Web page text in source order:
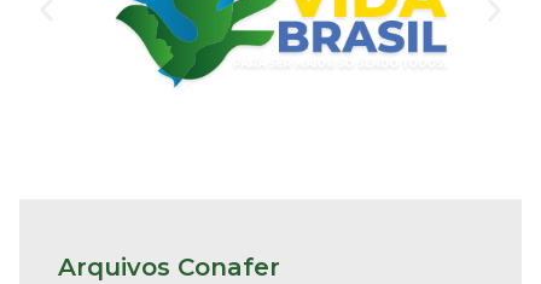
Arquivos Conafer